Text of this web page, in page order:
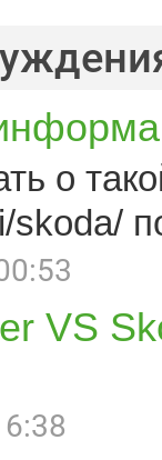
о
skoda/
VS